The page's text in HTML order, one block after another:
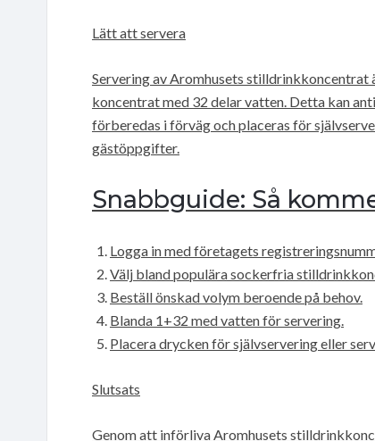
Lätt att servera
Servering av Aromhusets stilldrinkkoncentrat
koncentrat med 32 delar vatten. Detta kan
förberedas i förväg och placeras för
gästöppgifter.
Snabbguide: Så
Logga in med företagets
Välj bland populära sockerfria
Beställ önskad volym beroende på behov.
Blanda 1+32 med vatten för servering.
Placera drycken för självservering eller
Slutsats
Genom att införliva Aromhusets